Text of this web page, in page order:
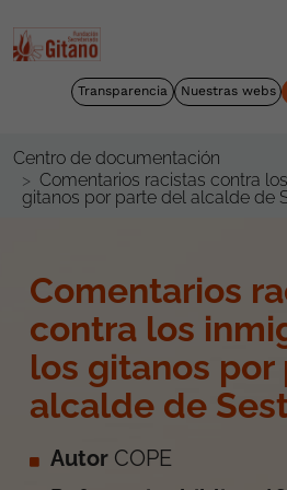
Transparencia Nuestras webs
Centro de documentación
Comentarios racistas contra
gitanos por parte del alcalde de
Comentarios
contra los
los gitanos
alcalde de
Autor COPE